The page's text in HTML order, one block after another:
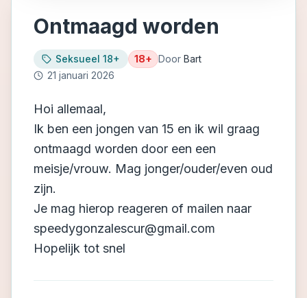
Ontmaagd worden
Seksueel 18+ 18+ Door Bart
21 januari 2026
Hoi allemaal,
Ik ben een jongen van 15 en ik wil graag
ontmaagd worden door een een
meisje/vrouw. Mag jonger/ouder/even oud
zijn.
Je mag hierop reageren of mailen naar
speedygonzalescur@gmail.com
Hopelijk tot snel